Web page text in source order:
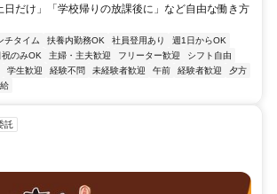
日だけ」「学校帰りの放課後に」など自由な働き方
チタイム 扶養内勤務OK 社員登用あり
週1日からOK
祝のみOK 主婦・主夫歓迎 フリーター歓迎
シフト自由
学生歓迎 経験不問 未経験者歓迎 午前 経験者歓迎
夕方
託